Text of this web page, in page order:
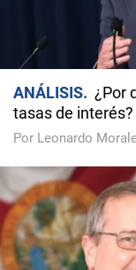
ANÁLISIS
¿Por
tasas de interés?
Por Leonardo